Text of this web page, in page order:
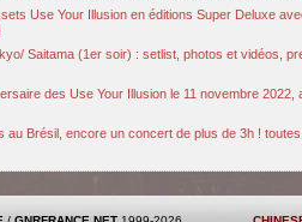
Use Your Illusion en éditions Super Deluxe
Saitama (1er soir) : setlist, photos et vidéos,
des Use Your Illusion le 11 novembre
au Brésil, encore un concert de plus de 3h !